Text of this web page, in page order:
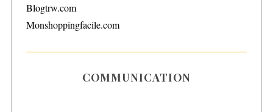
Blogtrw.com
Monshoppingfacile.com
COMMUNICATION